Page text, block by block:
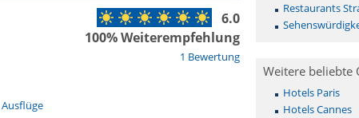
1 Bewertung
6.0
100% Weiterempfehlung
Ausflüge
Restaurants
Weitere beliebte
Hotels Paris
Hotels Cannes